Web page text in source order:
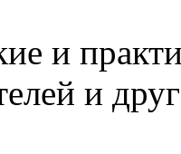
и
и